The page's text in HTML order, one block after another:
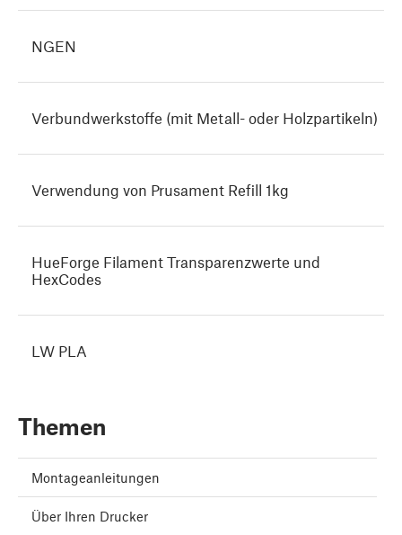
NGEN
Verbundwerkstoffe (mit Metall- oder Holzpartikeln)
Verwendung von Prusament Refill 1kg
HueForge Filament Transparenzwerte und
HexCodes
LW PLA
Themen
Montageanleitungen
Über Ihren Drucker